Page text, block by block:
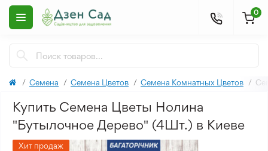
0
Семена Семена Цветов Семена Комнатных Цветов
Купить Семена Цветы Нолина
"Бутылочное Дерево" (4Шт.) в Киеве
Хит продаж